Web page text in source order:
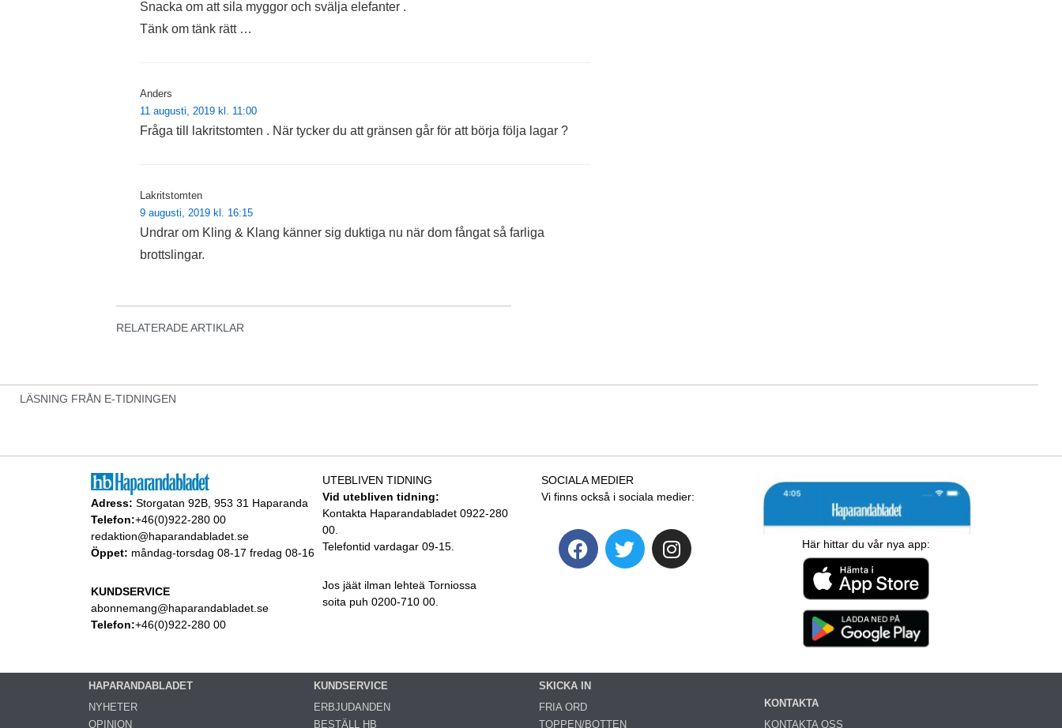
Snacka om att sila myggor och svälja elefanter .
Tänk om tänk rätt …
Anders
11 augusti, 2019 kl. 11:00
Fråga till lakritstomten . När tycker du att gränsen går för att börja följa lagar ?
Lakritstomten
9 augusti, 2019 kl. 16:15
Undrar om Kling & Klang känner sig duktiga nu när dom fångat så farliga
brottslingar.
RELATERADE ARTIKLAR
LÄSNING FRÅN E-TIDNINGEN
Adress: Storgatan 92B, 953 31 Haparanda
Telefon:+46(0)922-280 00
redaktion@haparandabladet.se
Öppet: måndag-torsdag 08-17 fredag 08-16
KUNDSERVICE
abonnemang@haparandabladet.se
Telefon:+46(0)922-280 00
UTEBLIVEN TIDNING
Vid utebliven tidning:
Kontakta Haparandabladet 0922-280
00.
Telefontid vardagar 09-15.
Jos jäät ilman lehteä Torniossa
soita puh 0200-710 00.
SOCIALA MEDIER
Vi finns också i sociala medier:
Här hittar du vår nya app:
HAPARANDABLADET
NYHETER
OPINION
KUNDSERVICE
ERBJUDANDEN
BESTÄLL HB
SKICKA IN
FRIA ORD
TOPPEN/BOTTEN
KONTAKTA
KONTAKTA OSS